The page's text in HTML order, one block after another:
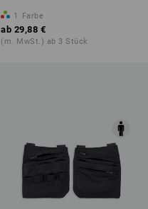
1 Farbe
ab 29,88 €
(m. MwSt.) ab 3 Stück